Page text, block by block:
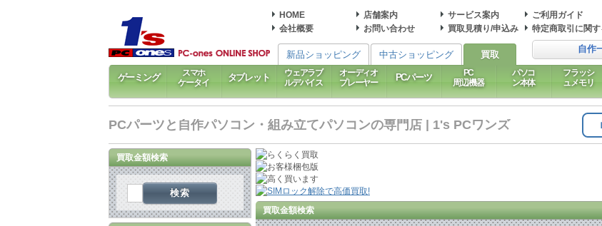
HOME 店舗案内 サービス案内 ご利用ガイド
会社概要
お問い合わせ 買取見積り/申込み 特定商取引に関
自作
新品ショッピング 中古ショッピング 買取
ゲーミング
スマホ
ケータイ
タブレット
ウェアラブ
ルデバイス
オーディオ
プレーヤー
PCパーツ
PC
周辺機器
パソコ
ン本体
フラッシ
ュメモリ
PCパーツと自作パソコン・組み立てパソコンの専門店 | 1's PCワンズ
買取金額検索
買取金額検索
検索